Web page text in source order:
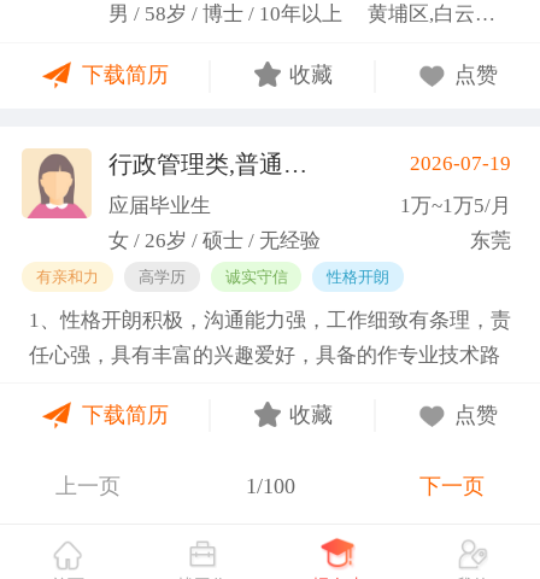
男 / 58岁 / 博士 / 10年以上
黄埔区,白云区,增城市
下载简历 收藏 点赞
行政管理类,普通教师类 (蓝小艳)2026-07-19
应届毕业生
1万~1万5/月
女 / 26岁 / 硕士 / 无经验
东莞
有亲和力 高学历 诚实守信 性格开朗
1、性格开朗积极，沟通能力强，工作细致有条理，责
任心强，具有丰富的兴趣爱好，具备的作专业技术路
任班级生活委员与课程助管，多次组织班级篮球、羽
关活动。
下载简历 收藏 点赞
上一页 1/100 下一页